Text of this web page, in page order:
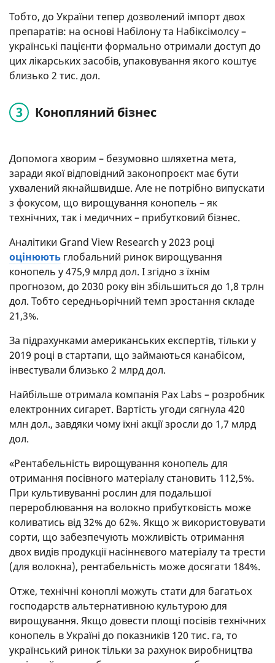
Тобто, до України тепер дозволений імпорт двох
препаратів: на основі Набілону та Набіксімолсу –
українські пацієнти формально отримали доступ до
цих лікарських засобів, упаковування якого коштує
близько 2 тис. дол.
Конопляний бізнес
Допомога хворим – безумовно шляхетна мета,
заради якої відповідний законопроєкт має бути
ухвалений якнайшвидше. Але не потрібно випускати
з фокусом, що вирощування конопель – як
технічних, так і медичних – прибутковий бізнес.
Аналітики Grand View Research у 2023 році
оцінюють глобальний ринок вирощування
конопель у 475,9 млрд дол. І згідно з їхнім
прогнозом, до 2030 року він збільшиться до 1,8 трлн
дол. Тобто середньорічний темп зростання складе
21,3%.
За підрахунками американських експертів, тільки у
2019 році в стартапи, що займаються канабісом,
інвестували близько 2 млрд дол.
Найбільше отримала компанія Pax Labs – розробник
електронних сигарет. Вартість угоди сягнула 420
млн дол., завдяки чому їхні акції зросли до 1,7 млрд
дол.
«Рентабельність вирощування конопель для
отримання посівного матеріалу становить 112,5%.
При культивуванні рослин для подальшої
перероблювання на волокно прибутковість може
коливатись від 32% до 62%. Якщо ж використовувати
сорти, що забезпечують можливість отримання
двох видів продукції насіннєвого матеріалу та трести
(для волокна), рентабельність може досягати 184%.
Отже, технічні коноплі можуть стати для багатьох
господарств альтернативною культурою для
вирощування. Якщо довести площі посівів технічних
конопель в Україні до показників 120 тис. га, то
український ринок тільки за рахунок виробництва